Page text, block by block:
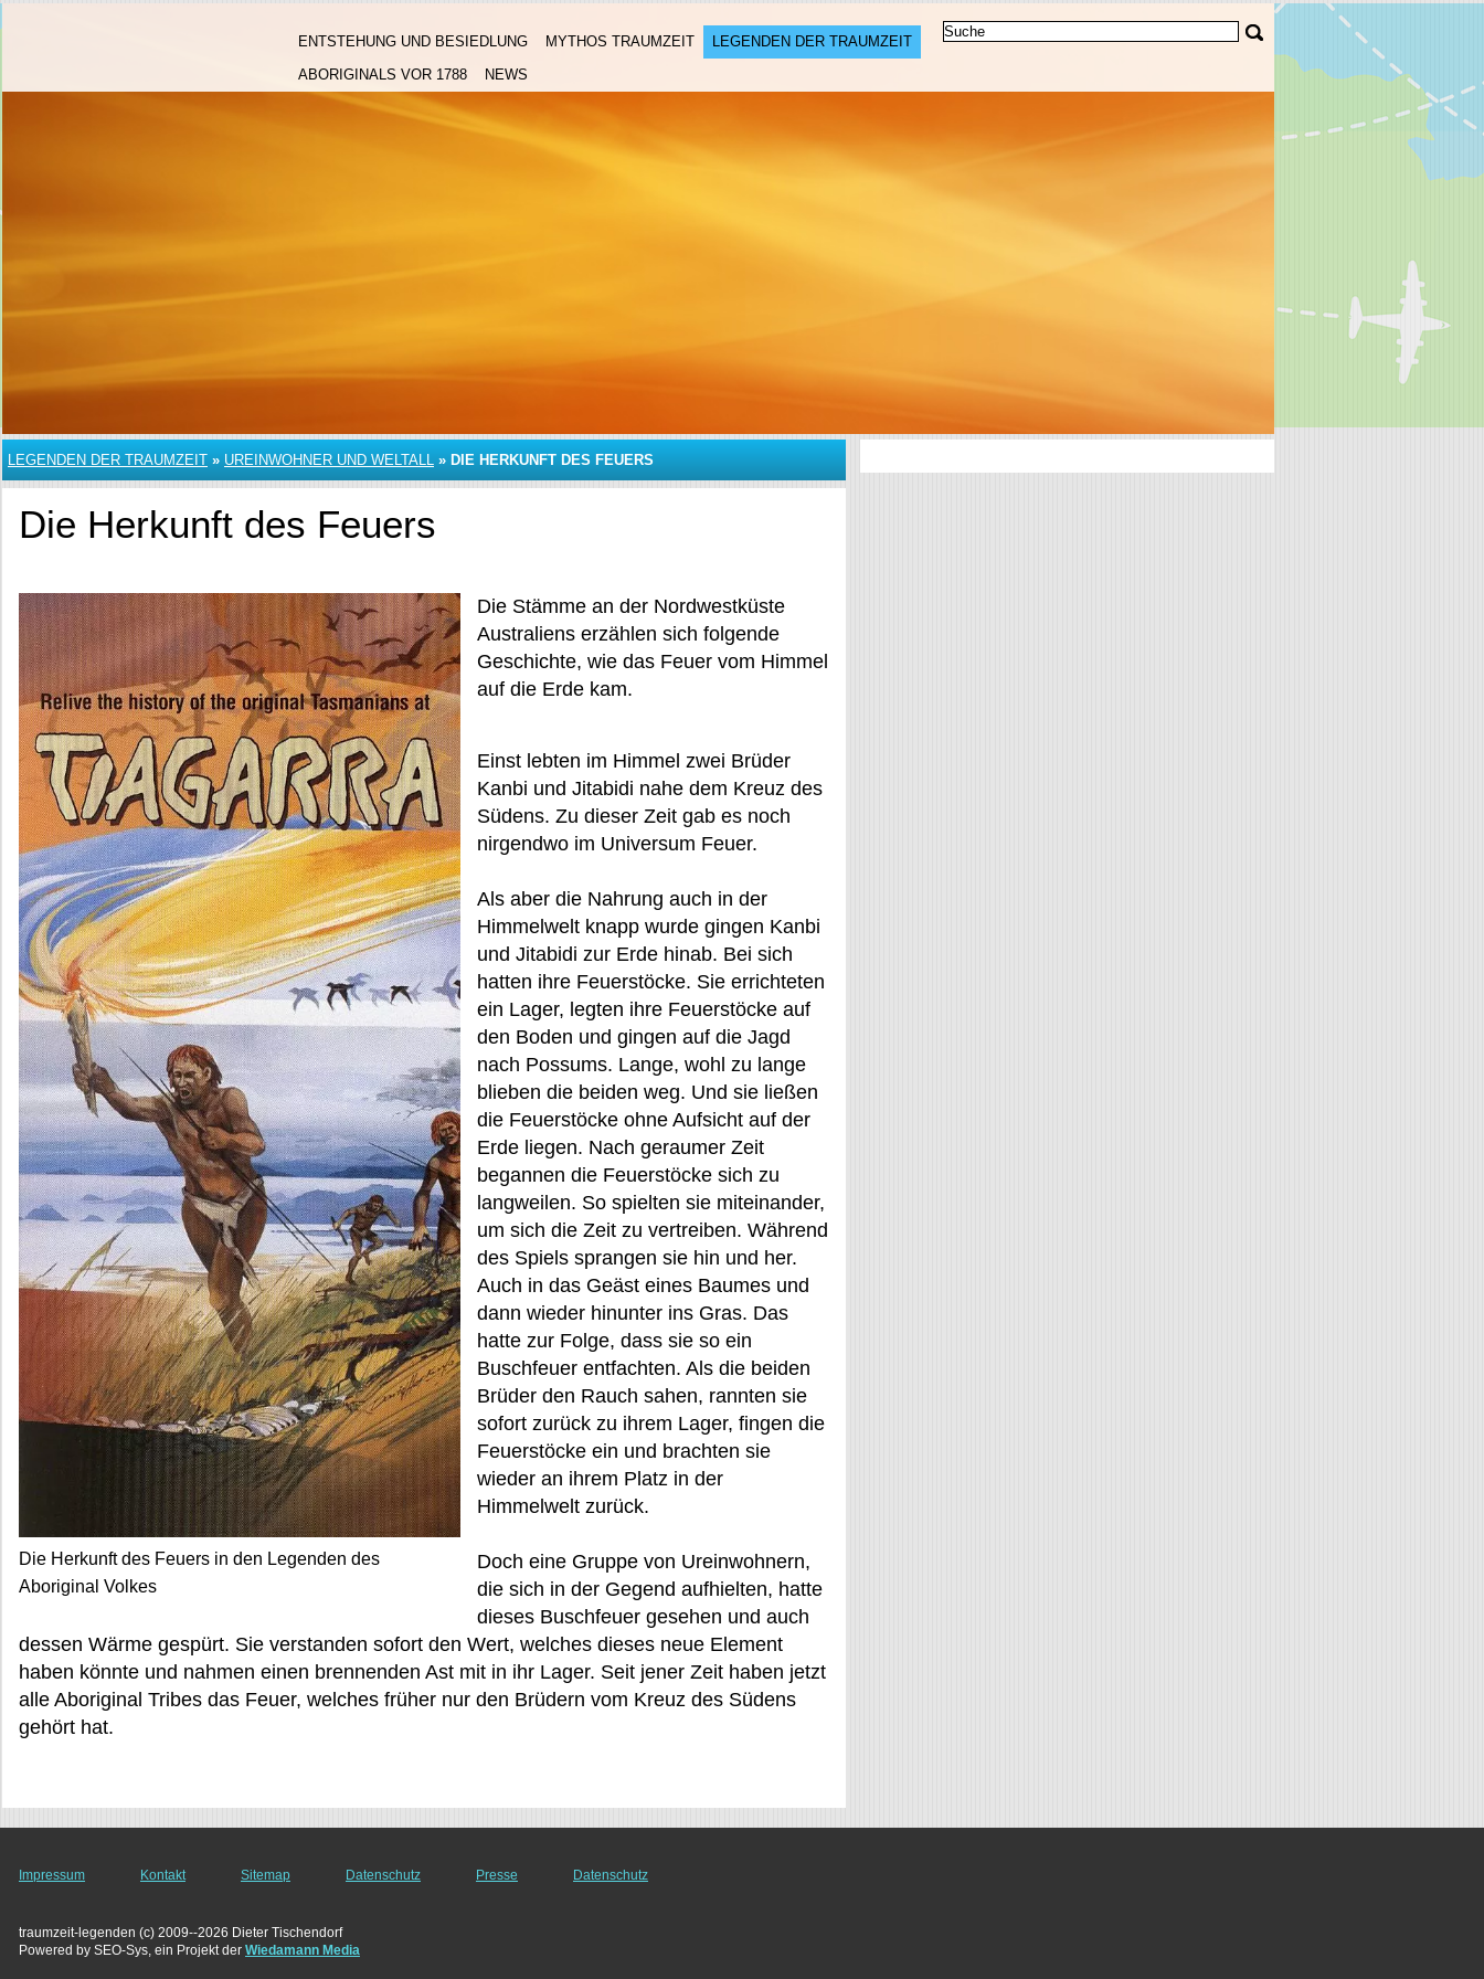
ENTSTEHUNG UND BESIEDLUNG MYTHOS TRAUMZEIT
LEGENDEN DER TRAUMZEIT
ABORIGINALS VOR 1788
NEWS
LEGENDEN DER TRAUMZEIT » UREINWOHNER UND WELTALL » DIE HERKUNFT DES FEUERS
Die Herkunft des Feuers
Die Herkunft des Feuers in den Legenden des
Aboriginal Volkes
Die Stämme an der Nordwestküste
Australiens erzählen sich folgende
Geschichte, wie das Feuer vom Himmel
auf die Erde kam.
Einst lebten im Himmel zwei Brüder
Kanbi und Jitabidi nahe dem Kreuz des
Südens. Zu dieser Zeit gab es noch
nirgendwo im Universum Feuer.
Als aber die Nahrung auch in der
Himmelwelt knapp wurde gingen Kanbi
und Jitabidi zur Erde hinab. Bei sich
hatten ihre Feuerstöcke. Sie errichteten
ein Lager, legten ihre Feuerstöcke auf
den Boden und gingen auf die Jagd
nach Possums. Lange, wohl zu lange
blieben die beiden weg. Und sie ließen
die Feuerstöcke ohne Aufsicht auf der
Erde liegen. Nach geraumer Zeit
begannen die Feuerstöcke sich zu
langweilen. So spielten sie miteinander,
um sich die Zeit zu vertreiben. Während
des Spiels sprangen sie hin und her.
Auch in das Geäst eines Baumes und
dann wieder hinunter ins Gras. Das
hatte zur Folge, dass sie so ein
Buschfeuer entfachten. Als die beiden
Brüder den Rauch sahen, rannten sie
sofort zurück zu ihrem Lager, fingen die
Feuerstöcke ein und brachten sie
wieder an ihrem Platz in der
Himmelwelt zurück.
Doch eine Gruppe von Ureinwohnern,
die sich in der Gegend aufhielten, hatte
dieses Buschfeuer gesehen und auch
dessen Wärme gespürt. Sie verstanden sofort den Wert, welches dieses neue Element
haben könnte und nahmen einen brennenden Ast mit in ihr Lager. Seit jener Zeit haben jetzt
alle Aboriginal Tribes das Feuer, welches früher nur den Brüdern vom Kreuz des Südens
gehört hat.
Impressum Kontakt Sitemap Datenschutz Presse Datenschutz
traumzeit-legenden (c) 2009--2026 Dieter Tischendorf
Powered by SEO-Sys, ein Projekt der Wiedamann Media